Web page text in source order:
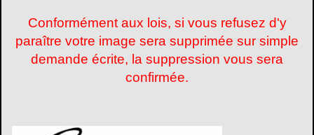
Conformément aux lois, si vous refusez d'y
paraître votre image sera supprimée sur simple
demande écrite, la suppression vous sera
confirmée.